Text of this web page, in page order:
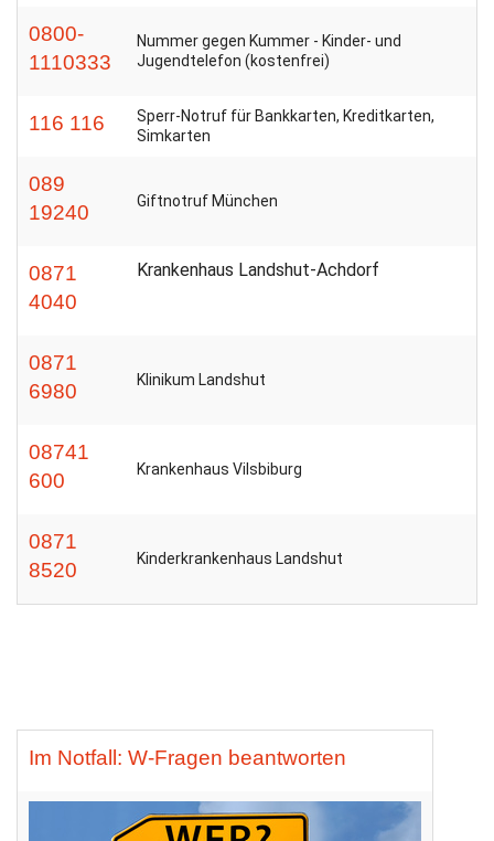
0800-
1110333
Nummer gegen Kummer - Kinder- und
Jugendtelefon (kostenfrei)
116 116
Sperr-Notruf für Bankkarten, Kreditkarten,
Simkarten
089
19240
Giftnotruf München
0871
4040
Krankenhaus Landshut-Achdorf
0871
6980
Klinikum Landshut
08741
600
Krankenhaus Vilsbiburg
0871
8520
Kinderkrankenhaus Landshut
Im Notfall: W-Fragen beantworten